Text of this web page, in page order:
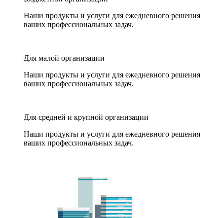
Наши продукты и услуги для ежедневного решения
ваших профессиональных задач.
Для малой организации
Наши продукты и услуги для ежедневного решения
ваших профессиональных задач.
Для средней и крупной организации
Наши продукты и услуги для ежедневного решения
ваших профессиональных задач.